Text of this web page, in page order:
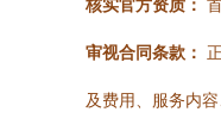
核实官方资质：
审视合同条款：
及费用、服务内